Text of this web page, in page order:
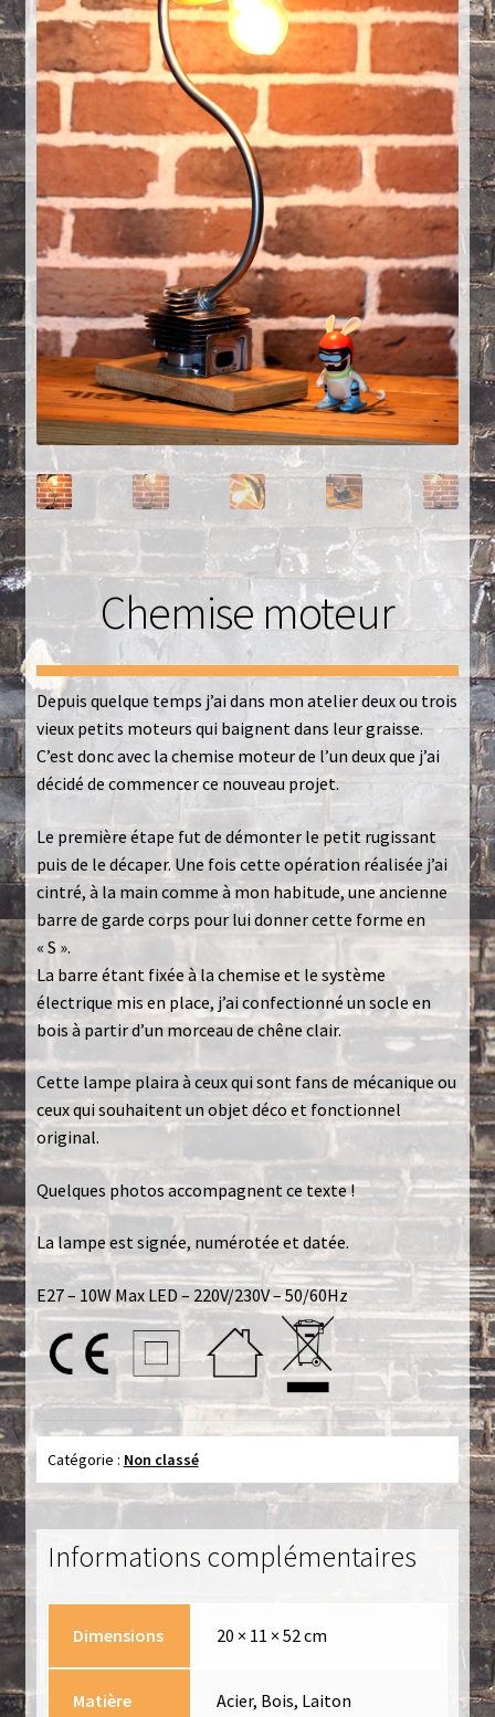
Créations sur commande
D’autres créations
Fourchette
Grands luminaires
Huître
La philosophie
Lampe à poser
Les Collections
Luminaires
Mentions Légales
Mon compte
Nautilus – Tome 1 – Les Machines Fondatrices
Nautilus – Tome 2 – Les Artefacts Retrouvés
Office
Paiement
Panier
Pliant
Politique de confidentialité
Toutes les lampes
Chemise moteur
Depuis quelque temps j’ai dans mon atelier deux ou trois
vieux petits moteurs qui baignent dans leur graisse.
C’est donc avec la chemise moteur de l’un deux que j’ai
décidé de commencer ce nouveau projet.
Le première étape fut de démonter le petit rugissant
puis de le décaper. Une fois cette opération réalisée j’ai
cintré, à la main comme à mon habitude, une ancienne
barre de garde corps pour lui donner cette forme en
« S ».
La barre étant fixée à la chemise et le système
électrique mis en place, j’ai confectionné un socle en
bois à partir d’un morceau de chêne clair.
Cette lampe plaira à ceux qui sont fans de mécanique ou
ceux qui souhaitent un objet déco et fonctionnel
original.
Quelques photos accompagnent ce texte !
La lampe est signée, numérotée et datée.
E27 – 10W Max LED – 220V/230V – 50/60Hz
Catégorie : Non classé
Informations complémentaires
Dimensions 20 × 11 × 52 cm
Matière Acier, Bois, Laiton